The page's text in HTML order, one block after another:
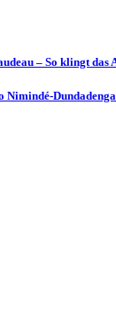
– So klingt das
Nimindé-